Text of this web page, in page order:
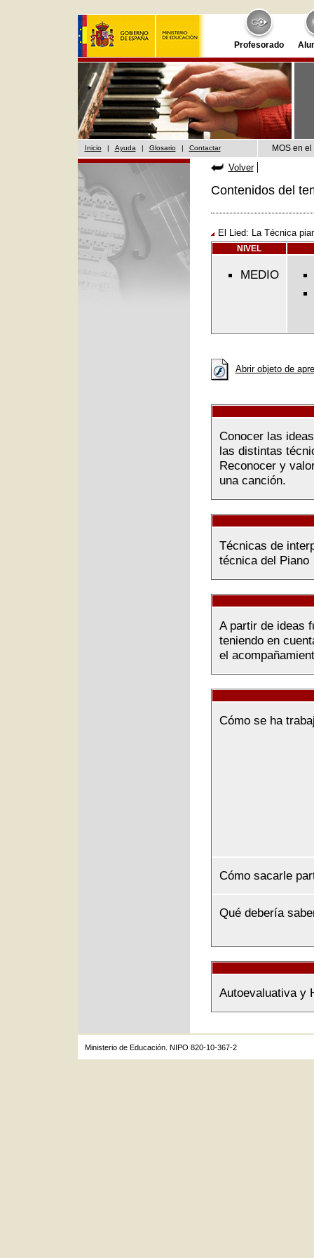
Profesorado
Inicio | Ayuda | Glosario | Contactar MOS en
Volver
Contenidos del
El Lied: La Técnica
NIVEL
MEDIO
Abrir objeto de
Conocer las
las distintas
Reconocer y
una canción.
Técnicas de
técnica del Piano
A partir de ideas
teniendo en
el
Cómo se ha
Cómo sacarle
Qué debería
Autoevaluativa y
Ministerio de Educación. NIPO 820-10-367-2